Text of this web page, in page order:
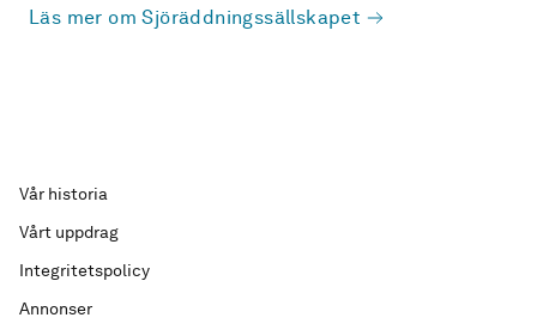
Läs mer om Sjöräddningssällskapet
Vår historia
Vårt uppdrag
Integritetspolicy
Annonser